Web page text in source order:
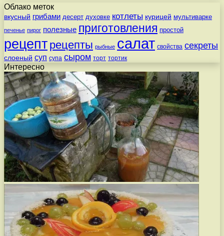
Облако меток
вкусный грибами десерт духовке котлеты курицей мультиварке
печенье пирог полезные приготовления простой
рецепт рецепты рыбные салат свойства секреты
слоеный суп супа сыром торт тортик
Интересно